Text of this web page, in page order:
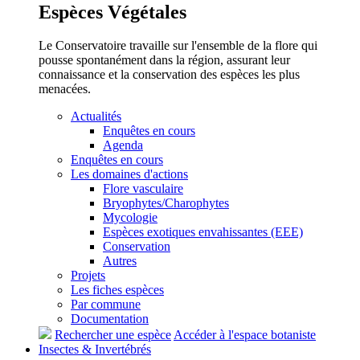
Espèces Végétales
Le Conservatoire travaille sur l'ensemble de la flore qui
pousse spontanément dans la région, assurant leur
connaissance et la conservation des espèces les plus
menacées.
Actualités
Enquêtes en cours
Agenda
Enquêtes en cours
Les domaines d'actions
Flore vasculaire
Bryophytes/Charophytes
Mycologie
Espèces exotiques envahissantes (EEE)
Conservation
Autres
Projets
Les fiches espèces
Par commune
Documentation
Rechercher une espèceAccéder à l'espace botaniste
Insectes & Invertébrés